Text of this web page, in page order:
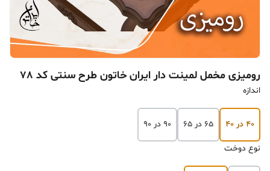
رومیزی مخمل لمینت دار ایران خاتون طرح سنتی کد 78
اندازه
۴۰ در ۴۰ ۶۵ در ۶۵ ۹۰ در ۹۰
نوع دوخت